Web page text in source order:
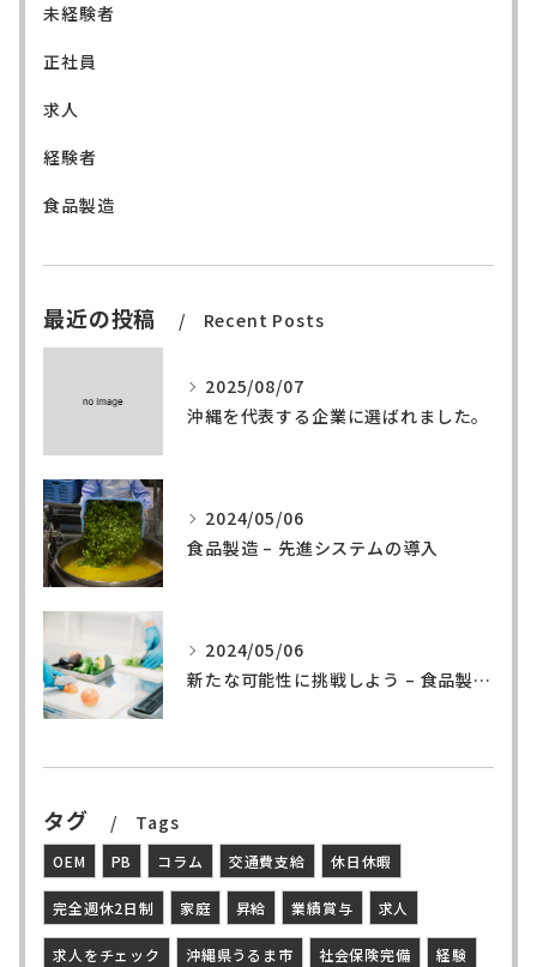
未経験者
正社員
求人
経験者
食品製造
最近の投稿 Recent Posts
2025/08/07
沖縄を代表する企業に選ばれました。
2024/05/06
食品製造 – 先進システムの導入
2024/05/06
新たな可能性に挑戦しよう – 食品製造の世界へ
タグ Tags
OEM PB コラム 交通費支給 休日休暇
完全週休2日制 家庭 昇給 業績賞与 求人
求人をチェック 沖縄県うるま市 社会保険完備 経験